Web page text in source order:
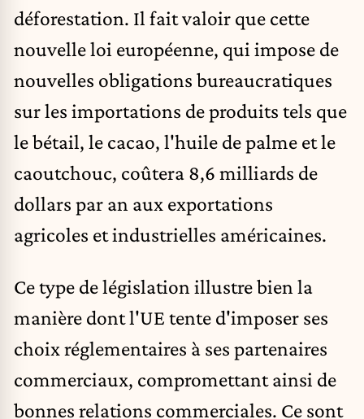
déforestation. Il fait valoir que cette
nouvelle loi européenne, qui impose de
nouvelles obligations bureaucratiques
sur les importations de produits tels que
le bétail, le cacao, l'huile de palme et le
caoutchouc, coûtera 8,6 milliards de
dollars par an aux exportations
agricoles et industrielles américaines.
Ce type de législation illustre bien la
manière dont l'UE tente d'imposer ses
choix réglementaires à ses partenaires
commerciaux, compromettant ainsi de
bonnes relations commerciales. Ce sont